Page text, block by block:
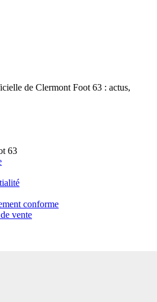
de Clermont Foot 63 : actus,
63
conforme
vente